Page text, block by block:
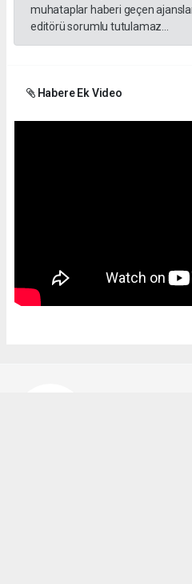
muhataplar haberi geçen
editörü sorumlu tutulamaz...
Habere Ek Video